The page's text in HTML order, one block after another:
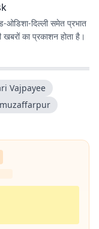
दिल्‍ली समेत प्रभात
का प्रकाशन होता है।
Vajpayee